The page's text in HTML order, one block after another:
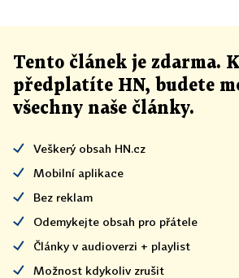
Tento článek je zdarma.
předplatíte HN, budete
všechny naše články.
Veškerý obsah HN.cz
Mobilní aplikace
Bez reklam
Odemykejte obsah pro přátele
Články v audioverzi + playlist
Možnost kdykoliv zrušit